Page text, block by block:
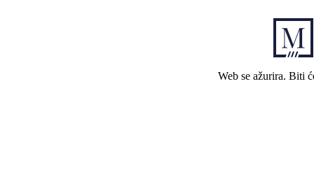
Web se ažurira. Biti